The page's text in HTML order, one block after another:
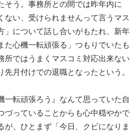
そう。事務所との間では昨年内に
ない、受けられませんって言うマス
」について話し合いがもたれ、新年
た心機一転頑張る」つもりでいたも
所ではうまくマスコミ対応出来ない
月付けでの退職となったという。
一転頑張ろう』なんて思っていた自
づっていることからも心中穏やかで
が、ひとまず「今日、クビになりま